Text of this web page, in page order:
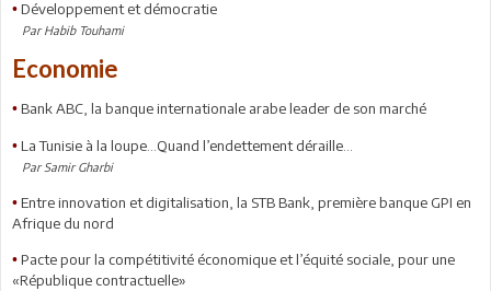
• Développement et démocratie
Par Habib Touhami
Economie
• Bank ABC, la banque internationale arabe leader de son marché
• La Tunisie à la loupe…Quand l’endettement déraille…
Par Samir Gharbi
• Entre innovation et digitalisation, la STB Bank, première banque GPI en
Afrique du nord
• Pacte pour la compétitivité économique et l’équité sociale, pour une
«République contractuelle»